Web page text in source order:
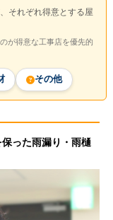
それぞれ得意とする屋
が得意な工事店を優先的
その他
った雨漏り・雨樋